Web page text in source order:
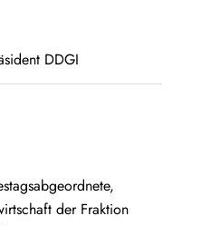
DDGI
der Fraktion